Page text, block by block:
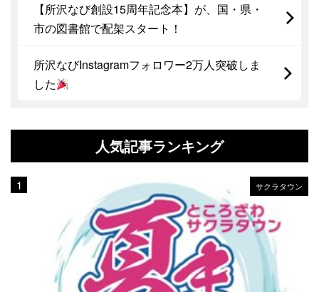
【所沢なび創設15周年記念本】が、国・県・
市の図書館で配架スタート！
所沢なびInstagramフォロワー2万人突破しま
した
人気記事ランキング
サクラタウン